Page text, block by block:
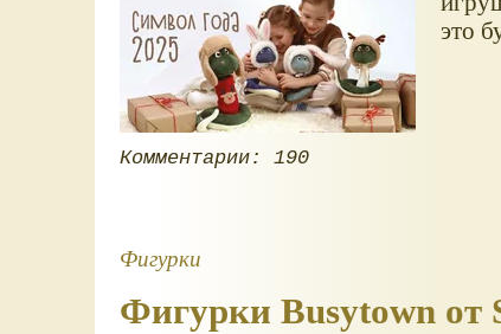
это
Комментарии: 190
Фигурки
Фигурки Busytown от